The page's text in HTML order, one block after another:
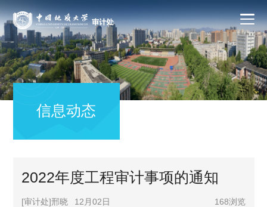
信息动态
2022年度工程审计事项的通知
[审计处]邢晓 12月02日 168浏览